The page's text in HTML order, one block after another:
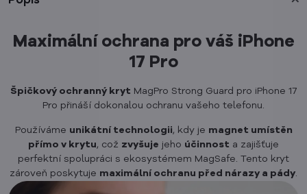
Maximální ochrana pro váš iPhone
17 Pro
Špičkový ochranný kryt MagPro Strong Guard pro iPhone 17
Pro přináší dokonalou ochranu vašeho telefonu.
Používáme unikátní technologii, kdy je magnet umístěn
přímo v krytu, což zvyšuje jeho účinnost a zajišťuje
perfektní spolupráci s ekosystémem MagSafe. Tento kryt
zároveň poskytuje maximální ochranu před nárazy a pády.